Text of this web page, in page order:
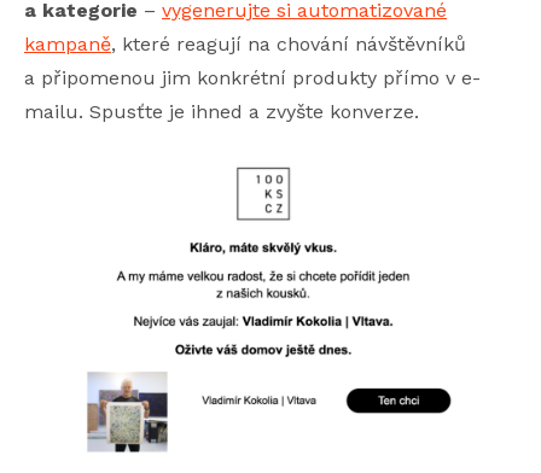
a kategorie – vygenerujte si automatizované
kampaně, které reagují na chování návštěvníků
a připomenou jim konkrétní produkty přímo v e-
mailu. Spusťte je ihned a zvyšte konverze.